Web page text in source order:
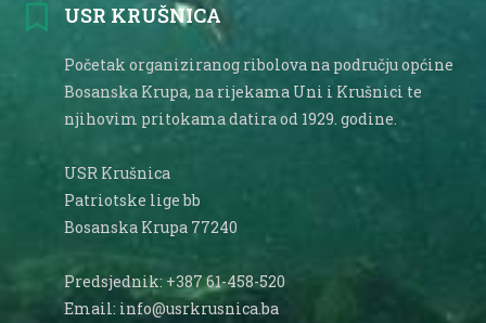
USR KRUŠNICA
Početak organiziranog ribolova na području općine
Bosanska Krupa, na rijekama Uni i Krušnici te
njihovim pritokama datira od 1929. godine.
USR Krušnica
Patriotske lige bb
Bosanska Krupa 77240
Predsjednik: +387 61-458-520
Email: info@usrkrusnica.ba